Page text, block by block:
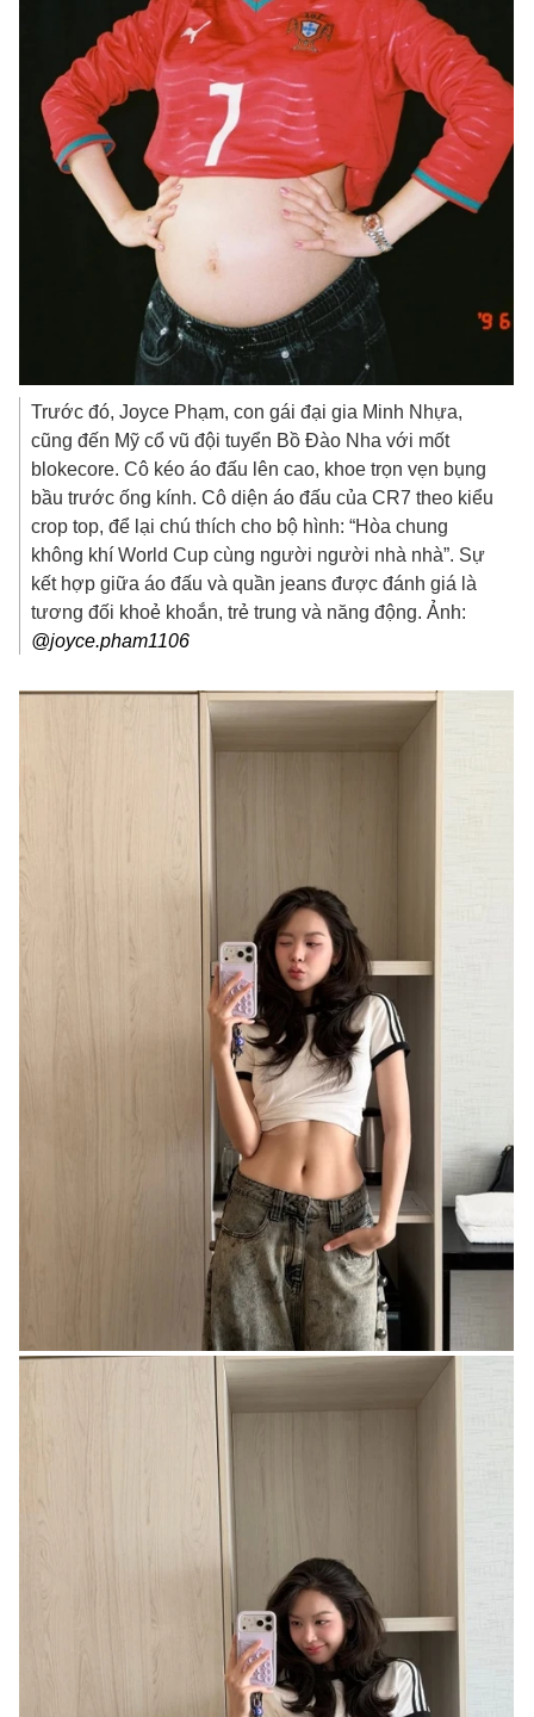
Trước đó, Joyce Phạm, con gái đại gia Minh Nhựa,
cũng đến Mỹ cổ vũ đội tuyển Bồ Đào Nha với mốt
blokecore. Cô kéo áo đấu lên cao, khoe trọn vẹn bụng
bầu trước ống kính. Cô diện áo đấu của CR7 theo kiểu
crop top, để lại chú thích cho bộ hình: “Hòa chung
không khí World Cup cùng người người nhà nhà”. Sự
kết hợp giữa áo đấu và quần jeans được đánh giá là
tương đối khoẻ khoắn, trẻ trung và năng động. Ảnh:
@joyce.pham1106